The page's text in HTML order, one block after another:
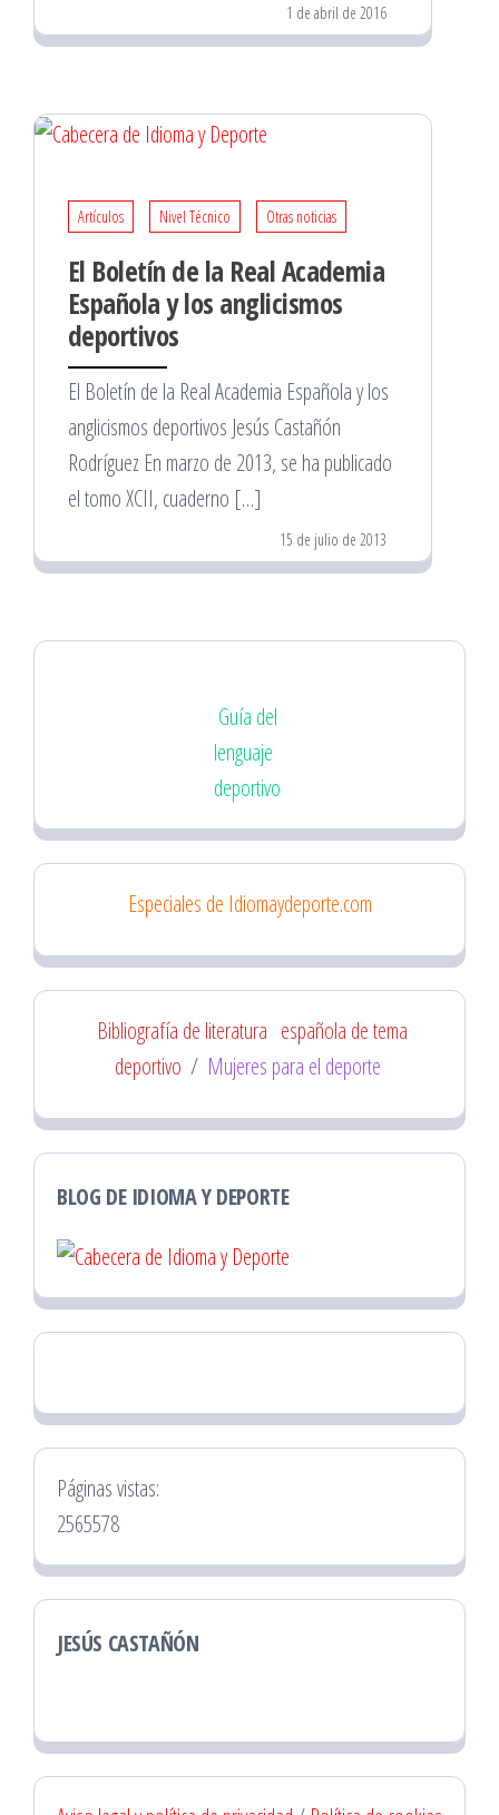
1 de abril de 2016
Artículos Nivel Técnico Otras noticias
El Boletín de la Real Academia
Española y los anglicismos
deportivos
El Boletín de la Real Academia Española y los
anglicismos deportivos Jesús Castañón
Rodríguez En marzo de 2013, se ha publicado
el tomo XCII, cuaderno […]
15 de julio de 2013
Guía del
lenguaje
deportivo
Especiales de Idiomaydeporte.com
Bibliografía de literatura española de tema
deportivo / Mujeres para el deporte
BLOG DE IDIOMA Y DEPORTE
Páginas vistas:
2565578
JESÚS CASTAÑÓN